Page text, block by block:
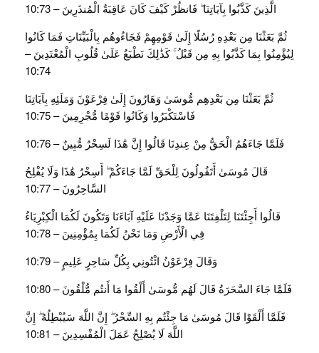
الَّذِينَ كَذَّبُوا بِآيَاتِنَا ۖ فَانظُرْ كَيْفَ كَانَ عَاقِبَةُ الْمُنذَرِينَ – 10:73
ثُمَّ بَعَثْنَا مِن بَعْدِهِ رُسُلًا إِلَىٰ قَوْمِهِمْ فَجَاءُوهُم بِالْبَيِّنَاتِ فَمَا كَانُوا
لِيُؤْمِنُوا بِمَا كَذَّبُوا بِهِ مِن قَبْلُ ۚ كَذَٰلِكَ نَطْبَعُ عَلَىٰ قُلُوبِ الْمُعْتَدِينَ –
10:74
ثُمَّ بَعَثْنَا مِن بَعْدِهِم مُّوسَىٰ وَهَارُونَ إِلَىٰ فِرْعَوْنَ وَمَلَئِهِ بِآيَاتِنَا
فَاسْتَكْبَرُوا وَكَانُوا قَوْمًا مُّجْرِمِينَ – 10:75
فَلَمَّا جَاءَهُمُ الْحَقُّ مِنْ عِندِنَا قَالُوا إِنَّ هَٰذَا لَسِحْرٌ مُّبِينٌ – 10:76
قَالَ مُوسَىٰ أَتَقُولُونَ لِلْحَقِّ لَمَّا جَاءَكُمْ ۖ أَسِحْرٌ هَٰذَا وَلَا يُفْلِحُ
السَّاحِرُونَ – 10:77
قَالُوا أَجِئْتَنَا لِتَلْفِتَنَا عَمَّا وَجَدْنَا عَلَيْهِ آبَاءَنَا وَتَكُونَ لَكُمَا الْكِبْرِيَاءُ
فِي الْأَرْضِ وَمَا نَحْنُ لَكُمَا بِمُؤْمِنِينَ – 10:78
وَقَالَ فِرْعَوْنُ ائْتُونِي بِكُلِّ سَاحِرٍ عَلِيمٍ – 10:79
فَلَمَّا جَاءَ السَّحَرَةُ قَالَ لَهُم مُّوسَىٰ أَلْقُوا مَا أَنتُم مُّلْقُونَ – 10:80
فَلَمَّا أَلْقَوْا قَالَ مُوسَىٰ مَا جِئْتُم بِهِ السِّحْرُ ۖ إِنَّ اللَّهَ سَيُبْطِلُهُ ۖ إِنَّ
اللَّهَ لَا يُصْلِحُ عَمَلَ الْمُفْسِدِينَ – 10:81